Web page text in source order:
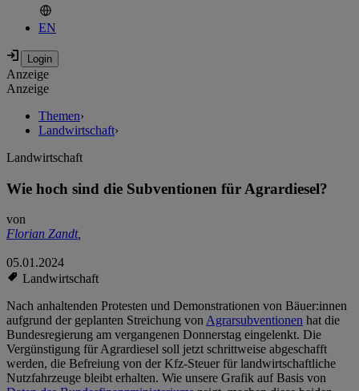
EN
Anzeige
Anzeige
Themen›
Landwirtschaft›
Landwirtschaft
Wie hoch sind die Subventionen für Agrardiesel?
von
Florian Zandt,
05.01.2024
Landwirtschaft
Nach anhaltenden Protesten und Demonstrationen von Bäuer:innen
aufgrund der geplanten Streichung vonAgrarsubventionen hat die
Bundesregierung am vergangenen Donnerstag eingelenkt. Die
Vergünstigung für Agrardiesel soll jetzt schrittweise abgeschafft
werden, die Befreiung von der Kfz-Steuer für landwirtschaftliche
Nutzfahrzeuge bleibt erhalten. Wie unsere Grafik auf Basis von